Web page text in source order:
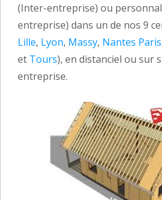
(Inter-entreprise) ou
entreprise) dans un de nos 9
Lille, Lyon, Massy, Nantes Paris
et Tours), en distanciel ou sur
entreprise.